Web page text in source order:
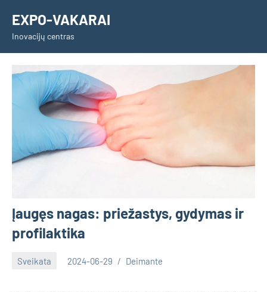
content
EXPO-VAKARAI
Inovacijų centras
Įaugęs nagas: priežastys, gydymas ir
profilaktika
Sveikata 2024-06-29 Deimante